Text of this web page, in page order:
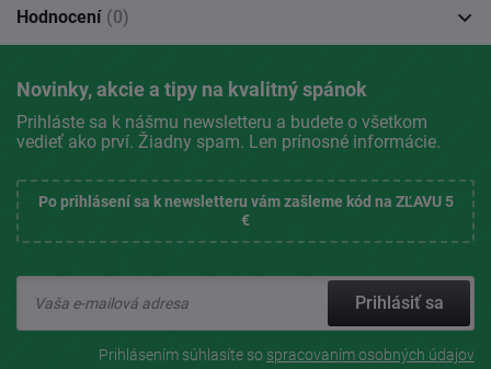
Hodnocení (0)
Novinky, akcie a tipy na kvalitný spánok
Prihláste sa k nášmu newsletteru a budete o všetkom
vedieť ako prví. Žiadny spam. Len prínosné informácie.
Po prihlásení sa k newsletteru vám zašleme kód na ZĽAVU 5
€
Prihlásiť sa
Prihlásením súhlasíte so spracovaním osobných údajov